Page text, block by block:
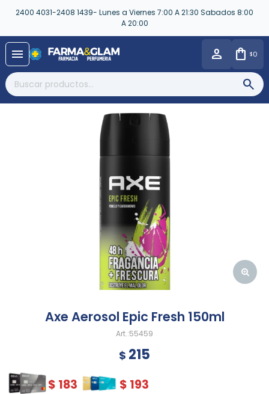
2400 4031-2408 1439- Lunes a Viernes 7:00 A 21:30 Sabados 8:00
A 20:00
menu $0
Axe Aerosol Epic Fresh 150ml
55459
$ 215
$ 183 $ 193